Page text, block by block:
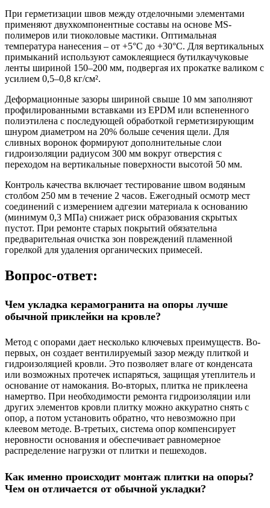
При герметизации швов между отделочными элементами
применяют двухкомпонентные составы на основе MS-
полимеров или тиоколовые мастики. Оптимальная
температура нанесения – от +5°C до +30°C. Для вертикальных
примыканий используют самоклеящиеся бутилкаучуковые
ленты шириной 150–200 мм, подвергая их прокатке валиком с
усилием 0,5–0,8 кг/см².
Деформационные зазоры шириной свыше 10 мм заполняют
профилированными вставками из EPDM или вспененного
полиэтилена с последующей обработкой герметизирующим
шнуром диаметром на 20% больше сечения щели. Для
сливных воронок формируют дополнительные слои
гидроизоляции радиусом 300 мм вокруг отверстия с
переходом на вертикальные поверхности высотой 50 мм.
Контроль качества включает тестирование швом водяным
столбом 250 мм в течение 2 часов. Ежегодный осмотр мест
соединений с измерением адгезии материала к основанию
(минимум 0,3 МПа) снижает риск образования скрытых
пустот. При ремонте старых покрытий обязательна
предварительная очистка зон повреждений пламенной
горелкой для удаления органических примесей.
Вопрос-ответ:
Чем укладка керамогранита на опоры лучше
обычной приклейки на кровле?
Метод с опорами дает несколько ключевых преимуществ. Во-
первых, он создает вентилируемый зазор между плиткой и
гидроизоляцией кровли. Это позволяет влаге от конденсата
или возможных протечек испаряться, защищая утеплитель и
основание от намокания. Во-вторых, плитка не приклеена
намертво. При необходимости ремонта гидроизоляции или
других элементов кровли плитку можно аккуратно снять с
опор, а потом установить обратно, что невозможно при
клеевом методе. В-третьих, система опор компенсирует
неровности основания и обеспечивает равномерное
распределение нагрузки от плитки и пешеходов.
Как именно происходит монтаж плитки на опоры?
Чем он отличается от обычной укладки?